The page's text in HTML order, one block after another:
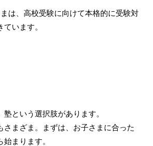
は、高校受験に向けて本格的に受験対
います。
という選択肢があります。
さまざま。まずは、お子さまに合った
まります。